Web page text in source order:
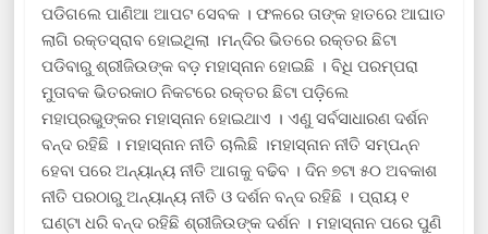
ପଡିଗଲେ ପାଣିଆ ଆପଟ ସେବକ । ଫଳରେ ତାଙ୍କ ହାତରେ ଆଘାତ
ଲାଗି ରକ୍ତସ୍ରାବ ହୋଇଥିଲା ।ମନ୍ଦିର ଭିତରେ ରକ୍ତର ଛିଟା
ପଡିବାରୁ ଶ୍ରୀଜିଉଙ୍କ ବଡ଼ ମହାସ୍ନାନ ହୋଇଛି । ବିଧି ପରମ୍ପରା
ମୁତାବକ ଭିତରକାଠ ନିକଟରେ ରକ୍ତର ଛିଟା ପଡ଼ିଲେ
ମହାପ୍ରଭୁଙ୍କର ମହାସ୍ନାନ ହୋଇଥାଏ । ଏଣୁ ସର୍ବସାଧାରଣ ଦର୍ଶନ
ବନ୍ଦ ରହିଛି । ମହାସ୍ନାନ ନୀତି ଚାଲିଛି ।ମହାସ୍ନାନ ନୀତି ସମ୍ପନ୍ନ
ହେବା ପରେ ଅନ୍ୟାନ୍ୟ ନୀତି ଆଗକୁ ବଢିବ । ଦିନ ୭ଟା ୫୦ ଅବକାଶ
ନୀତି ପରଠାରୁ ଅନ୍ୟାନ୍ୟ ନୀତି ଓ ଦର୍ଶନ ବନ୍ଦ ରହିଛି । ପ୍ରାୟ ୧
ଘଣ୍ଟା ଧରି ବନ୍ଦ ରହିଛି ଶ୍ରୀଜିଉଙ୍କ ଦର୍ଶନ । ମହାସ୍ନାନ ପରେ ପୁଣି